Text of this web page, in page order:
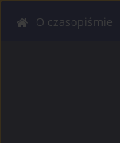
O czasopiśmie